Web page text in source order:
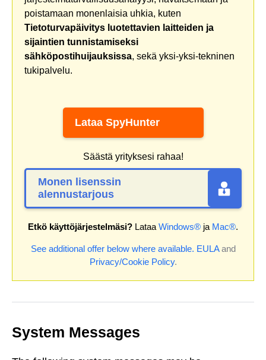
poistamaan monenlaisia uhkia, kuten
Tietoturvapäivitys luotettavien laitteiden ja
sijaintien tunnistamiseksi
sähköpostihuijauksissa, sekä yksi-yksi-tekninen
tukipalvelu.
Lataa SpyHunter
Säästä yrityksesi rahaa!
Monen lisenssin
alennustarjous
Etkö käyttöjärjestelmäsi? Lataa Windows® ja Mac®.
See additional offer below where available. EULAand
Privacy/Cookie Policy.
System Messages